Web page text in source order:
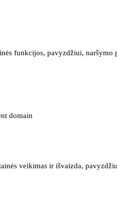
funkcijos, pavyzdžiui,
domain
veikimas ir išvaizda,